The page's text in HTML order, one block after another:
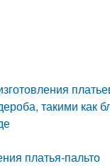
такими как
платья-пальто